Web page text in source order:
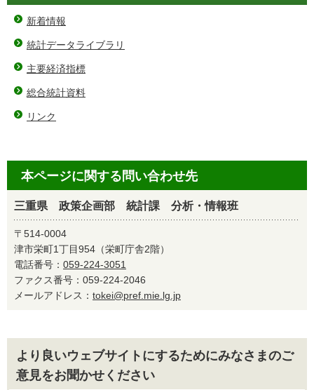
新着情報
統計データライブラリ
主要経済指標
総合統計資料
リンク
本ページに関する問い合わせ先
三重県 政策企画部 統計課 分析・情報班
〒514-0004
津市栄町1丁目954（栄町庁舎2階）
電話番号： 059-224-3051
ファクス番号：059-224-2046
メールアドレス： tokei@pref.mie.lg.jp
より良いウェブサイトにするためにみなさまのご
意見をお聞かせください